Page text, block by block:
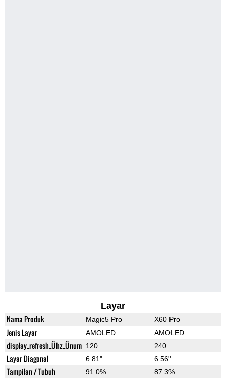
Layar
Nama Produk Magic5 Pro X60 Pro
Jenis Layar AMOLED AMOLED
display_refresh_Ühz_Ünum 120 240
Layar Diagonal 6.81" 6.56"
Tampilan / Tubuh 91.0% 87.3%